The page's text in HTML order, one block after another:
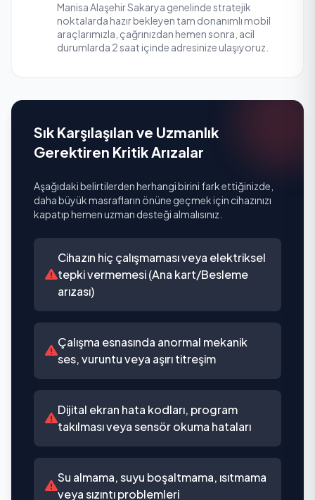
Manisa Alaşehir Sakarya genelinde stratejik
noktalarda hazır bekleyen tam donanımlı mobil
araçlarımızla, çağrınızdan hemen sonra, acil
durumlarda 2 saat içinde adresinize ulaşıyoruz.
Sık Karşılaşılan ve Uzmanlık
Gerektiren Kritik Arızalar
Aşağıdaki belirtilerden herhangi birini fark ettiğinizde,
daha büyük masrafların önüne geçmek için cihazınızı
kapatıp hemen uzman desteği almalısınız.
Cihazın hiç çalışmaması veya elektriksel
tepki vermemesi (Ana kart/Besleme
arızası)
Çalışma esnasında anormal mekanik
ses, vuruntu veya aşırı titreşim
Dijital ekran hata kodları, program
takılması veya sensör okuma hataları
Su almama, suyu boşaltmama, ısıtmama
veya sızıntı problemleri